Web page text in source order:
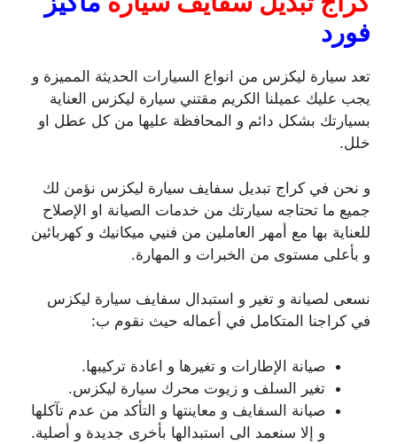
فورد
تعد سيارة ليكزس من انواع السيارات الحديثة المميزة و
يجب عليك عميلنا الكريم مقتني سيارة ليكزس العناية
بسيارتك بشكل دائم و المحافظة عليها من كل عطل او
خلل.
و نحن في كراج تبديل سفايف سيارة ليكزس نؤمن لك
جميع ما تحتاجه سيارتك من خدمات الصيانة او الإصلاح
للعناية بها مع أمهر العاملين من فنيي ميكانيك و كهربائين
و بأعلى مستوى من الخبرات و المهارة.
نسعى لصيانة و تغير و استبدال سفايف سيارة ليكزس
في كراجنا المتكامل في أعماله حيث نقوم ب:
صيانة الإطارات و تغيرها و اعادة تركيبها.
تغير السلف و زيوت محرك سيارة ليكزس.
صيانة السفايف و معاينتها و التأكد من عدم تآكلها
و إلا سنعمد الى استبدالها بأخرى جديدة و أصلية.